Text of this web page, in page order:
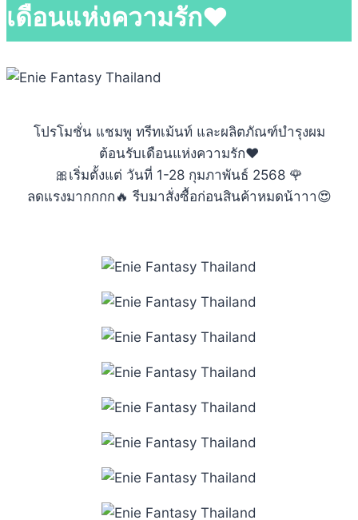
เดือนแห่งความรัก❤️
โปรโมชั่น แชมพู ทรีทเม้นท์ และผลิตภัณฑ์บำรุงผม
ต้อนรับเดือนแห่งความรัก❤️
🎀เริ่มตั้งแต่ วันที่ 1-28 กุมภาพันธ์ 2568 🌹
ลดแรงมากกกก🔥 รีบมาสั่งซื้อก่อนสินค้าหมดน้าาา😍